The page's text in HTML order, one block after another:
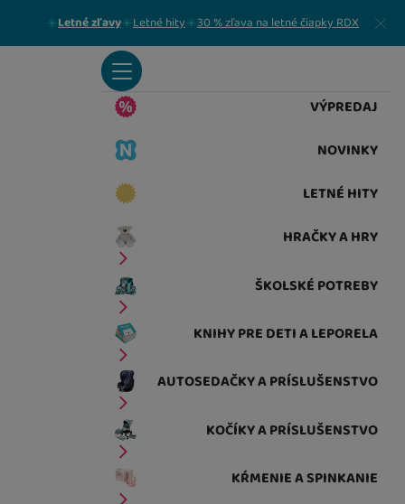
Letné zľavy Letné hity 30 % zľava na letné čiapky RDX Zavrieť
VÝPREDAJ
NOVINKY
LETNÉ HITY
HRAČKY A HRY
ŠKOLSKÉ POTREBY
KNIHY PRE DETI A LEPORELA
AUTOSEDAČKY A PRÍSLUŠENSTVO
KOČÍKY A PRÍSLUŠENSTVO
KŔMENIE A SPINKANIE